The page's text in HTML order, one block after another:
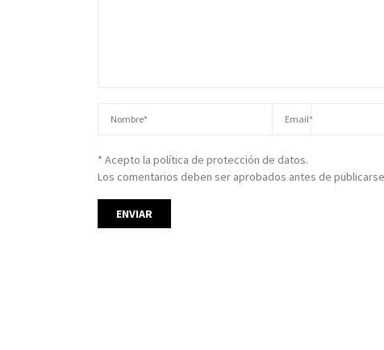
* Acepto la política de protección de datos.
Los comentarios deben ser aprobados antes de